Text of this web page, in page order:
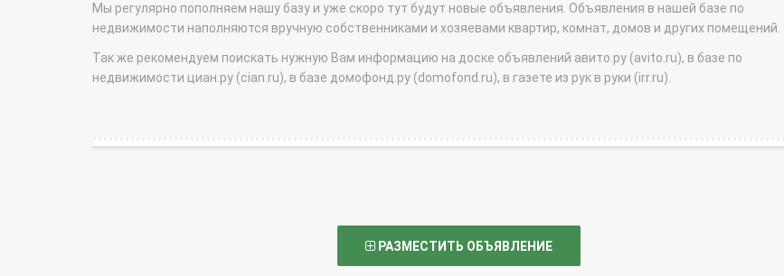
Мы регулярно пополняем нашу базу и уже скоро тут будут новые объявления. Объявления в нашей базе по
недвижимости наполняются вручную собственниками и хозяевами квартир, комнат, домов и других помещений.
Так же рекомендуем поискать нужную Вам информацию на доске объявлений авито.ру (avito.ru), в базе по
недвижимости циан.ру (cian.ru), в базе домофонд.ру (domofond.ru), в газете из рук в руки (irr.ru).
РАЗМЕСТИТЬ ОБЪЯВЛЕНИЕ